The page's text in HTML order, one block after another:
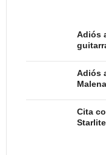
Adiós
Adiós
Cita